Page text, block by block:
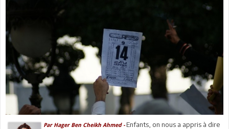
Par Hager Ben Cheikh Ahmed -Enfants, on nous a appris à dire